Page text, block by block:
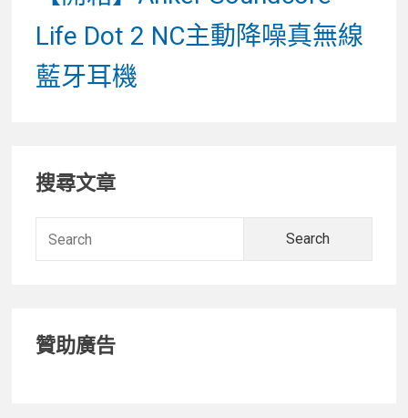
post:
Life Dot 2 NC主動降噪真無線
藍牙耳機
Primary
Sidebar
搜尋文章
贊助廣告